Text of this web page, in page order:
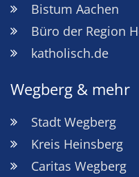
Bistum Aachen
Büro der Region
katholisch.de
Wegberg & mehr
Stadt Wegberg
Kreis Heinsberg
Caritas Wegberg